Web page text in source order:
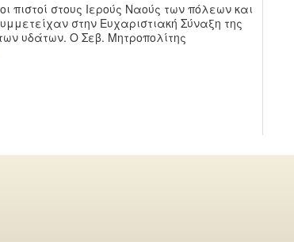
πιστοί στους Ιερούς Ναούς των πόλεων και
στην Ευχαριστιακή Σύναξη της
υδάτων. Ο Σεβ. Μητροπολίτης